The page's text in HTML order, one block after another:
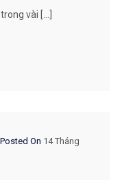
vài […]
Posted On 14 Tháng